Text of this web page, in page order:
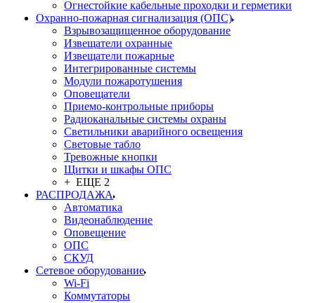
Огнестойкие кабельные проходки и герметики
Охранно-пожарная сигнализация (ОПС)
Взрывозащищенное оборудование
Извещатели охранные
Извещатели пожарные
Интегрированные системы
Модули пожаротушения
Оповещатели
Приемо-контрольные приборы
Радиоканальные системы охраны
Светильники аварийного освещения
Световые табло
Тревожные кнопки
Щитки и шкафы ОПС
+ ЕЩЕ 2
РАСПРОДАЖА
Автоматика
Видеонаблюдение
Оповещение
ОПС
СКУД
Сетевое оборудование
Wi-Fi
Коммутаторы